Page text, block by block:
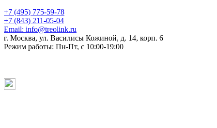
+7 (495) 775-59-78
+7 (843) 211-05-04
Email: info@treolink.ru
г. Москва, ул. Василисы Кожиной, д. 14, корп. 6
Режим работы: Пн-Пт, с 10:00-19:00